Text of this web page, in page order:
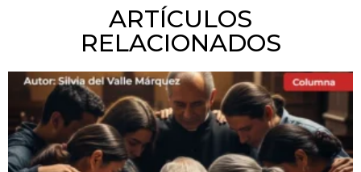
ARTÍCULOS
RELACIONADOS